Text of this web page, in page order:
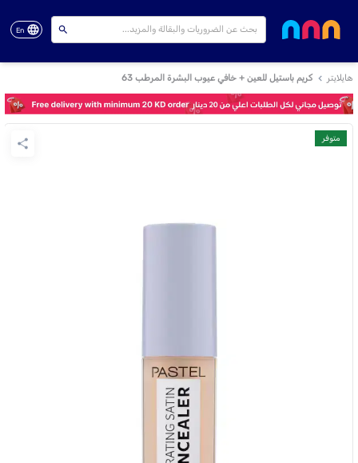
En
هايلايتر كريم باستيل للعين + خافي عيوب البشرة المرطب 63
متوفر